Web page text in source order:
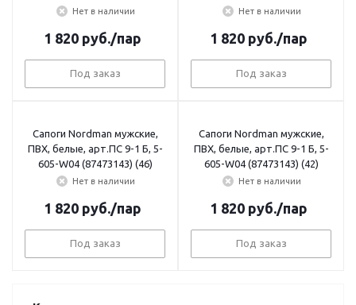
Нет в наличии
1 820 руб./пар
Под заказ
Нет в наличии
1 820 руб./пар
Под заказ
Сапоги Nordman мужские,
ПВХ, белые, арт.ПС 9-1 Б, 5-
605-W04 (87473143) (46)
Нет в наличии
1 820 руб./пар
Под заказ
Сапоги Nordman мужские,
ПВХ, белые, арт.ПС 9-1 Б, 5-
605-W04 (87473143) (42)
Нет в наличии
1 820 руб./пар
Под заказ